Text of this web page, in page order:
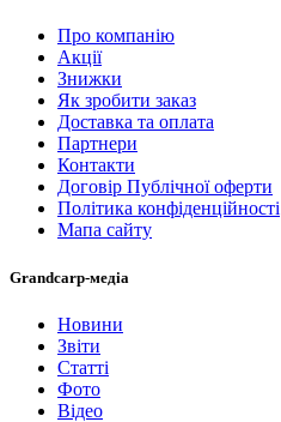
Про компанію
Акції
Знижки
Як зробити заказ
Доставка та оплата
Партнери
Контакти
Договір Публічної оферти
Політика конфіденційності
Мапа сайту
Grandcarp-медіа
Новини
Звіти
Статті
Фото
Відео